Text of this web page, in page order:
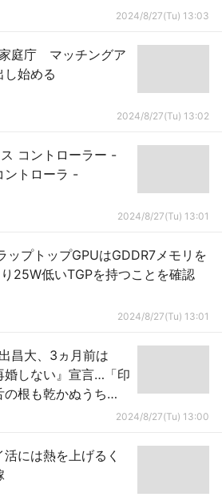
2024/8/27(Tu) 13:03
家庭庁 マッチングア
し始める
2024/8/27(Tu) 13:02
コントローラー -
ントローラ -
2024/8/27(Tu) 13:01
プトップGPUはGDDR7メモリを
25W低いTGPを持つことを確認
2024/8/27(Tu) 13:01
昌大、3ヵ月前は
婚しない』宣言…「印
根も乾かぬうち
2024/8/27(Tu) 13:00
には熱を上げるく